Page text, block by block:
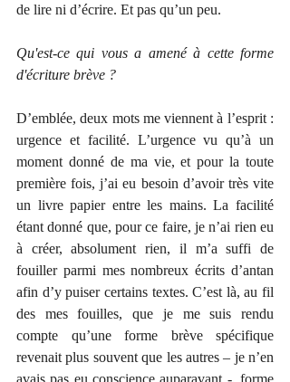
de lire ni d’écrire. Et pas qu’un peu.
Qu'est-ce qui vous a amené à cette forme
d'écriture brève ?
D’emblée, deux mots me viennent à l’esprit :
urgence et facilité. L’urgence vu qu’à un
moment donné de ma vie, et pour la toute
première fois, j’ai eu besoin d’avoir très vite
un livre papier entre les mains. La facilité
étant donné que, pour ce faire, je n’ai rien eu
à créer, absolument rien, il m’a suffi de
fouiller parmi mes nombreux écrits d’antan
afin d’y puiser certains textes. C’est là, au fil
des mes fouilles, que je me suis rendu
compte qu’une forme brève spécifique
revenait plus souvent que les autres – je n’en
avais pas eu conscience auparavant -, forme